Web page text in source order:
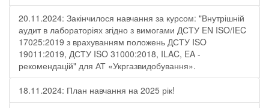
20.11.2024: Закінчилося навчання за курсом: "Внутрішній
аудит в лабораторіях згідно з вимогами ДСТУ EN ISO/IEC
17025:2019 з врахуванням положень ДСТУ ISO
19011:2019, ДСТУ ISO 31000:2018, ILAC, EA -
рекомендацій" для АТ «Укргазвидобування».
18.11.2024: План навчання на 2025 рік!